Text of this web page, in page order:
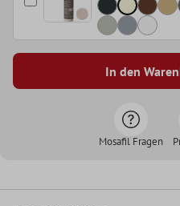
In den
Mosafil Fragen